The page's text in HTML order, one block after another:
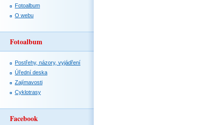
Fotoalbum
O webu
Fotoalbum
Postřehy, názory, vyjádření
Úřední deska
Zajímavosti
Cyklotrasy
Facebook